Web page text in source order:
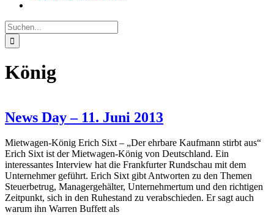
Suche
nach:
König
News Day – 11. Juni 2013
Mietwagen-König Erich Sixt – „Der ehrbare Kaufmann stirbt aus“
Erich Sixt ist der Mietwagen-König von Deutschland. Ein
interessantes Interview hat die Frankfurter Rundschau mit dem
Unternehmer geführt. Erich Sixt gibt Antworten zu den Themen
Steuerbetrug, Managergehälter, Unternehmertum und den richtigen
Zeitpunkt, sich in den Ruhestand zu verabschieden. Er sagt auch
warum ihn Warren Buffett als